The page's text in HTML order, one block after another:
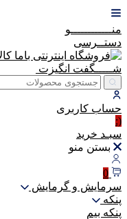
منــــــــــــو
دستــرسی
شـــــگفت انگیزت
حساب کاربری
(:
سبـد خرید
بستن منو
0
سرمایش و گرمایش
پنکه
پنکه بیم